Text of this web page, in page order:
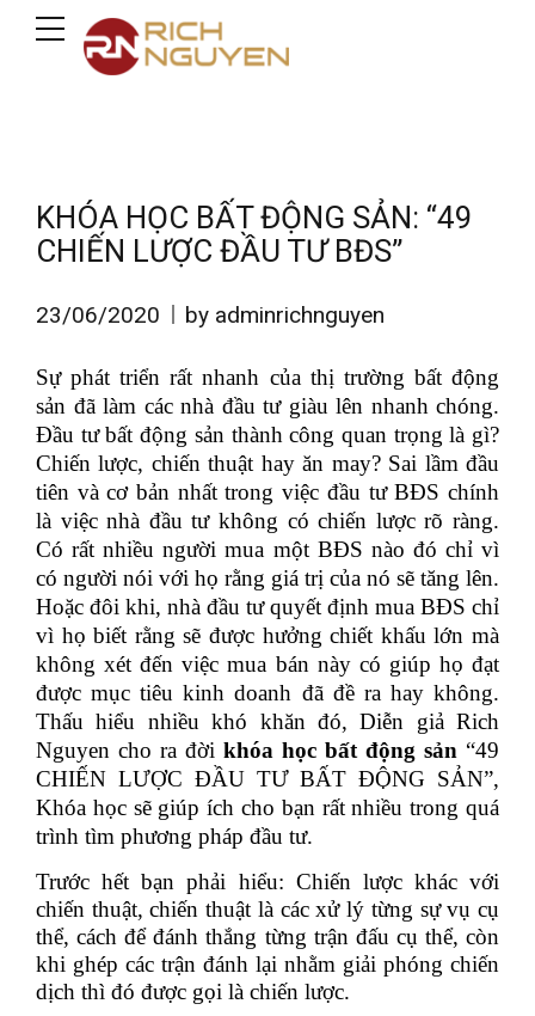
KHÓA HỌC BẤT ĐỘNG SẢN: “49
CHIẾN LƯỢC ĐẦU TƯ BĐS”
23/06/2020 by adminrichnguyen
Sự phát triển rất nhanh của thị trường bất động
sản đã làm các nhà đầu tư giàu lên nhanh chóng.
Đầu tư bất động sản thành công quan trọng là gì?
Chiến lược, chiến thuật hay ăn may? Sai lầm đầu
tiên và cơ bản nhất trong việc đầu tư BĐS chính
là việc nhà đầu tư không có chiến lược rõ ràng.
Ϲó rất nhiều người mua một BĐS nào đó chỉ vì
có người nói với họ rằng giá trị của nó sẽ tăng lên.
Hoặc đôi khi, nhà đầu tư quуết định mua BĐS chỉ
vì họ biết rằng sẽ được hưởng chiết khấu lớn mà
không xét đến việc mua bán này có giúp họ đạt
được mục tiêu kinh doanh đã đề ra hay không.
Thấu hiểu nhiều khó khăn đó, Diễn giả Rich
Nguyen cho ra đời khóa học bất động sản “49
CHIẾN LƯỢC ĐẦU TƯ BẤT ĐỘNG SẢN”,
Khóa học sẽ giúp ích cho bạn rất nhiều trong quá
trình tìm phương pháp đầu tư.
Trước hết bạn phải hiểu: Chiến lược khác với
chiến thuật, chiến thuật là các xử lý từng sự vụ cụ
thể, cách để đánh thắng từng trận đấu cụ thể, còn
khi ghép các trận đánh lại nhằm giải phóng chiến
dịch thì đó được gọi là chiến lược.